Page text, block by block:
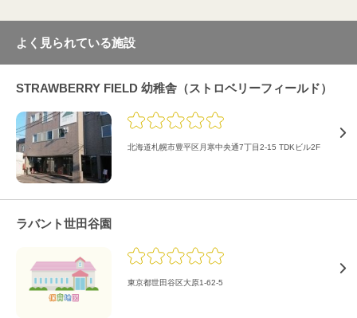
よく見られている施設
STRAWBERRY FIELD 幼稚舎（ストロベリーフィールド）
北海道札幌市豊平区月寒中央通7丁目2-15 TDKビル2F
ラバント世田谷園
東京都世田谷区大原1-62-5